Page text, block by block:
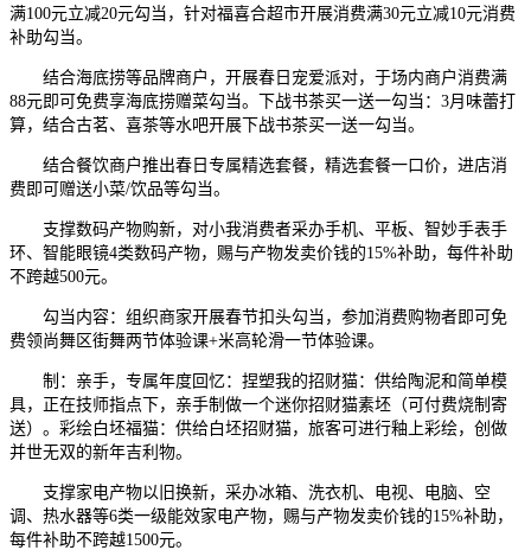
满100元立减20元勾当，针对福喜合超市开展消费满30元立减10元消费
补助勾当。
结合海底捞等品牌商户，开展春日宠爱派对，于场内商户消费满
88元即可免费享海底捞赠菜勾当。下战书茶买一送一勾当：3月味蕾打
算，结合古茗、喜茶等水吧开展下战书茶买一送一勾当。
结合餐饮商户推出春日专属精选套餐，精选套餐一口价，进店消
费即可赠送小菜/饮品等勾当。
支撑数码产物购新，对小我消费者采办手机、平板、智妙手表手
环、智能眼镜4类数码产物，赐与产物发卖价钱的15%补助，每件补助
不跨越500元。
勾当内容：组织商家开展春节扣头勾当，参加消费购物者即可免
费领尚舞区街舞两节体验课+米高轮滑一节体验课。
制：亲手，专属年度回忆：捏塑我的招财猫：供给陶泥和简单模
具，正在技师指点下，亲手制做一个迷你招财猫素坯（可付费烧制寄
送）。彩绘白坯福猫：供给白坯招财猫，旅客可进行釉上彩绘，创做
并世无双的新年吉利物。
支撑家电产物以旧换新，采办冰箱、洗衣机、电视、电脑、空
调、热水器等6类一级能效家电产物，赐与产物发卖价钱的15%补助，
每件补助不跨越1500元。